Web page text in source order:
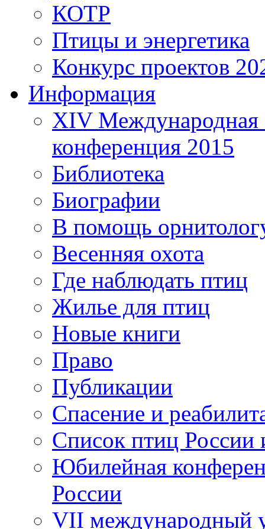
КОТР
Птицы и энергетика
Конкурс проектов
Информация
XIV Международная
конференция 2015
Библиотека
Биографии
В помощь
Весенняя охота
Где наблюдать птиц
Жилье для птиц
Новые книги
Право
Публикации
Спасение и
Список птиц России
Юбилейная
России
VII международный